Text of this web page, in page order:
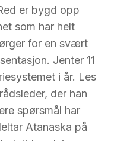
er bygd opp
som har helt
for en svært
Jenter 11
i år. Les
der han
spørsmål har
Atanaska på